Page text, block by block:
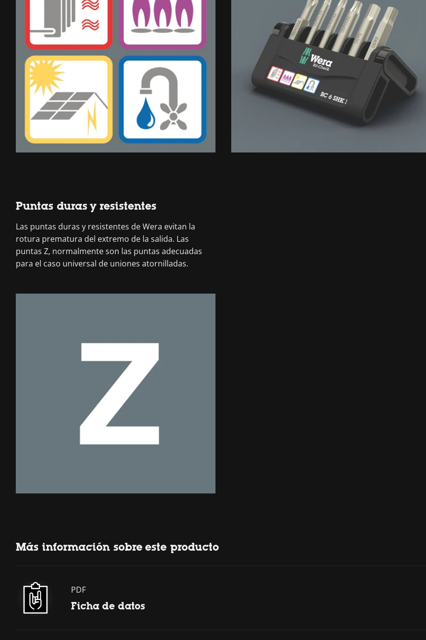
Puntas duras y resistentes
Las puntas duras y resistentes de Wera evitan la
rotura prematura del extremo de la salida. Las
puntas Z, normalmente son las puntas adecuadas
para el caso universal de uniones atornilladas.
Más información sobre este producto
PDF
Ficha de datos